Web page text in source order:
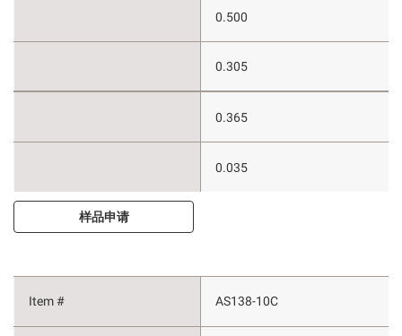
0.500
0.305
0.365
0.035
样品申请
AS138-10C